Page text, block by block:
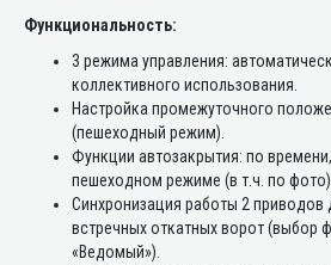
Функциональность:
3 режима управления:
коллективного использования.
Настройка промежуточного
(пешеходный режим).
Функции автозакрытия: по
пешеходном режиме (в т.ч. по фото).
Синхронизация работы 2 приводов
встречных откатных ворот (выбор
«Ведомый»).